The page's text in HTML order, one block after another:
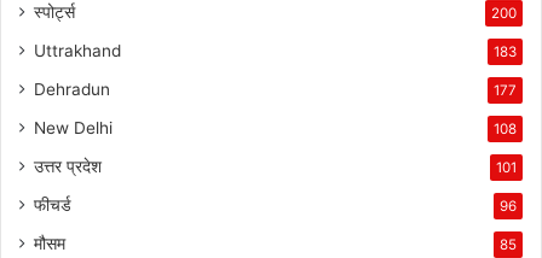
स्पोर्ट्स 200
Uttrakhand 183
Dehradun 177
New Delhi 108
उत्तर प्रदेश 101
फीचर्ड 96
मौसम 85